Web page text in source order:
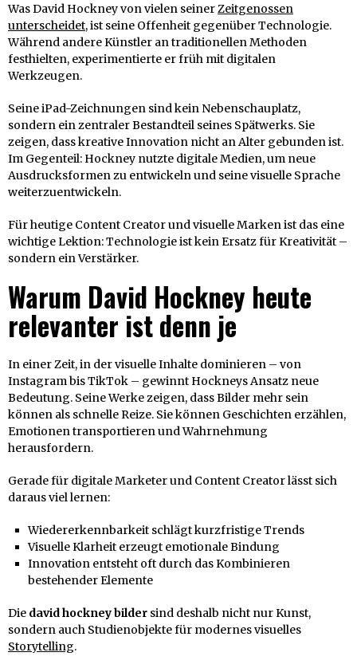
Was David Hockney von vielen seinerZeitgenossen
unterscheidet, ist seine Offenheit gegenüber Technologie.
Während andere Künstler an traditionellen Methoden
festhielten, experimentierte er früh mit digitalen
Werkzeugen.
Seine iPad-Zeichnungen sind kein Nebenschauplatz,
sondern ein zentraler Bestandteil seines Spätwerks. Sie
zeigen, dass kreative Innovation nicht an Alter gebunden ist.
Im Gegenteil: Hockney nutzte digitale Medien, um neue
Ausdrucksformen zu entwickeln und seine visuelle Sprache
weiterzuentwickeln.
Für heutige Content Creator und visuelle Marken ist das eine
wichtige Lektion: Technologie ist kein Ersatz für Kreativität –
sondern ein Verstärker.
Warum David Hockney heute
relevanter ist denn je
In einer Zeit, in der visuelle Inhalte dominieren – von
Instagram bis TikTok – gewinnt Hockneys Ansatz neue
Bedeutung. Seine Werke zeigen, dass Bilder mehr sein
können als schnelle Reize. Sie können Geschichten erzählen,
Emotionen transportieren und Wahrnehmung
herausfordern.
Gerade für digitale Marketer und Content Creator lässt sich
daraus viel lernen:
Wiedererkennbarkeit schlägt kurzfristige Trends
Visuelle Klarheit erzeugt emotionale Bindung
Innovation entsteht oft durch das Kombinieren
bestehender Elemente
Die david hockney bilder sind deshalb nicht nur Kunst,
sondern auch Studienobjekte für modernes visuelles
Storytelling.